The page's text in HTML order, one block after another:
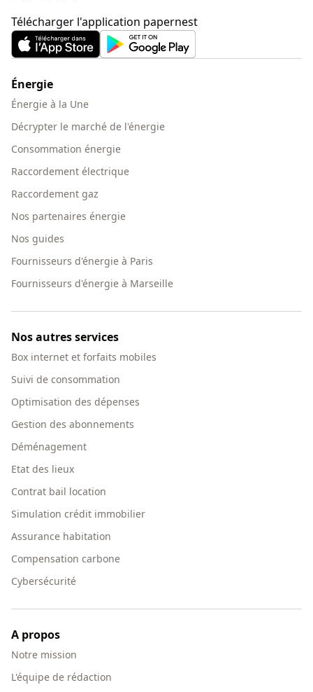
Télécharger l'application papernest
Énergie
Énergie à la Une
Décrypter le marché de l'énergie
Consommation énergie
Raccordement électrique
Raccordement gaz
Nos partenaires énergie
Nos guides
Fournisseurs d'énergie à Paris
Fournisseurs d'énergie à Marseille
Nos autres services
Box internet et forfaits mobiles
Suivi de consommation
Optimisation des dépenses
Gestion des abonnements
Déménagement
Etat des lieux
Contrat bail location
Simulation crédit immobilier
Assurance habitation
Compensation carbone
Cybersécurité
A propos
Notre mission
L'équipe de rédaction